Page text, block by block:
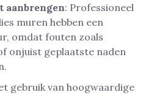
aanbrengen: Professioneel
muren hebben een
omdat fouten zoals
onjuist geplaatste naden
gebruik van hoogwaardige